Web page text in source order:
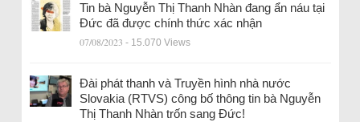
Tin bà Nguyễn Thị Thanh Nhàn đang ẩn náu tại
Đức đã được chính thức xác nhận
07/08/2023 - 15.070 Views
Đài phát thanh và Truyền hình nhà nước
Slovakia (RTVS) công bố thông tin bà Nguyễn
Thị Thanh Nhàn trốn sang Đức!